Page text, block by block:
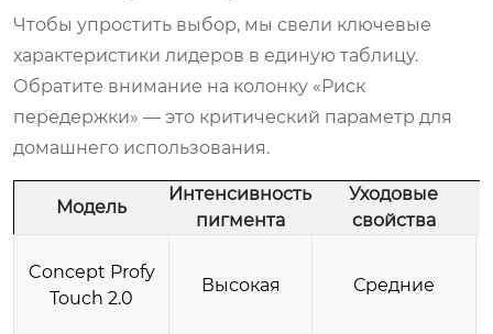
Чтобы упростить выбор, мы свели ключевые
характеристики лидеров в единую таблицу.
Обратите внимание на колонку «Риск
передержки» — это критический параметр для
домашнего использования.
Модель
Интенсивность
пигмента
Уходовые
свойства
Concept Profy
Touch 2.0
Высокая Средние